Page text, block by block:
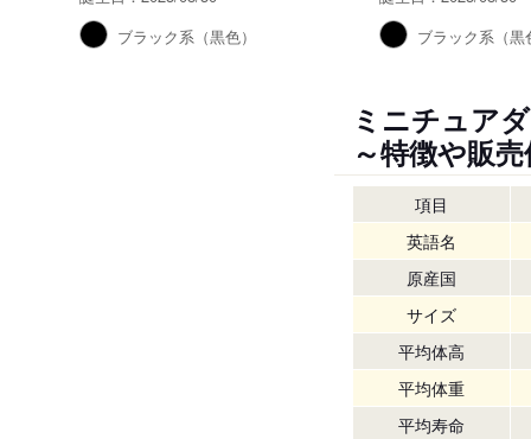
ブラック系（黒色）
ブラック系（黒
ミニチュア
～特徴や販
項目
英語名
原産国
サイズ
平均体高
平均体重
平均寿命